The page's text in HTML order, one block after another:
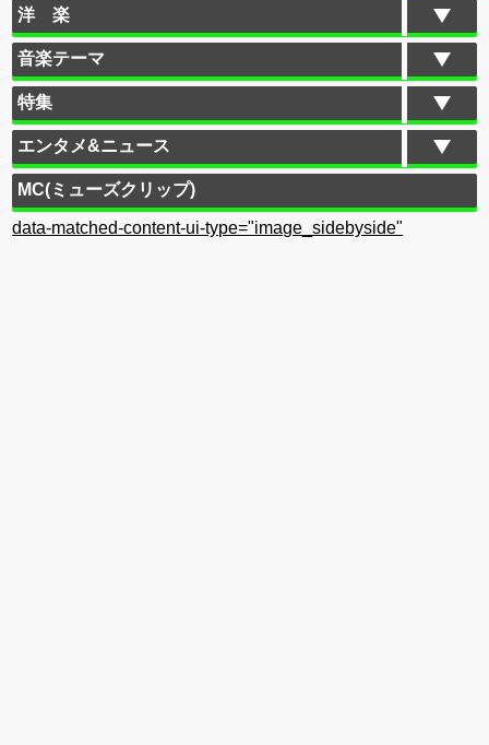
洋 楽
音楽テーマ
特集
エンタメ&ニュース
MC(ミューズクリップ)
data-matched-content-ui-type="image_sidebyside"